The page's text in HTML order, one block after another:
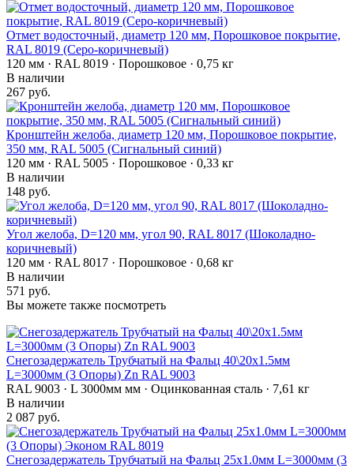
Отмет водосточный, диаметр 120 мм, Порошковое покрытие,
RAL 8019 (Серо-коричневый)
120 мм · RAL 8019 · Порошковое · 0,75 кг
В наличии
267 руб.
Кронштейн желоба, диаметр 120 мм, Порошковое покрытие,
350 мм, RAL 5005 (Сигнальный синий)
120 мм · RAL 5005 · Порошковое · 0,33 кг
В наличии
148 руб.
Угол желоба, D=120 мм, угол 90, RAL 8017 (Шоколадно-
коричневый)
120 мм · RAL 8017 · Порошковое · 0,68 кг
В наличии
571 руб.
Вы можете также посмотреть
Снегозадержатель Трубчатый на Фальц 40\20х1.5мм
L=3000мм (3 Опоры) Zn RAL 9003
RAL 9003 · L 3000мм мм · Оцинкованная сталь · 7,61 кг
В наличии
2 087 руб.
Снегозадержатель Трубчатый на Фальц 25х1.0мм L=3000мм (3